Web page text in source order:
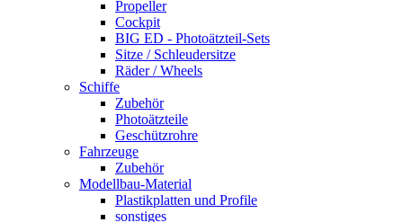
Propeller
Cockpit
BIG ED - Photoätzteil-Sets
Sitze / Schleudersitze
Räder / Wheels
Schiffe
Zubehör
Photoätzteile
Geschützrohre
Fahrzeuge
Zubehör
Modellbau-Material
Plastikplatten und Profile
sonstiges